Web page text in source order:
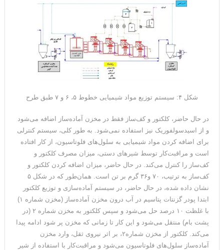
شکل ۴: سیستم توزیع مواد شیمیایی خطوط ۵، ۶ و ۷ طبق طرح
در حال حاضر، کلکتور و کف‌ساز فقط در مخزن آماده‌ساز اضافه می‌شود
و از اسیدسولفوریک نیز استفاده نمی‌شود. به طور کلی، سیستم کنترلی
برای اضافه کردن مواد شیمیایی به سلول‌های فلوتاسیون، از کار افتاده
است و مراقبت‌کار توسط شیرهای دستی، میزان مصرف کلکتور و
کف‌ساز را کنترل می‌کند. در حال حاضر، میزان اضافه کردن کلکتور و
کف‌ساز به ترتیب، ۷۰ و۳۶ گرم بر تن است. همان‌طور که در شکل ۵
نشان داده شده، در حال حاضر، در سیستم آماده‌سازی و توزیع کلکتور
ابتدا پودر گزنتات پتاسیم در آب درون مخزن آماده‌ساز (مخزن شماره ۱)
با غلظت ۱۰ درصد حل می‌شود و سپس کلکتور به مخزن شماره ۲ (در
پشت بام) منتقل می‌شود و این کار تا زمانی که مخزن پر شود ادامه پیدا
می‌کند. کلکتور از مخزن شماره۲، بر اثر نیروی ثقل، وارد مخزن
آماده‌ساز سلول‌های فلوتاسیون می‌شود و مراقبت‌کار با استفاده از شیر